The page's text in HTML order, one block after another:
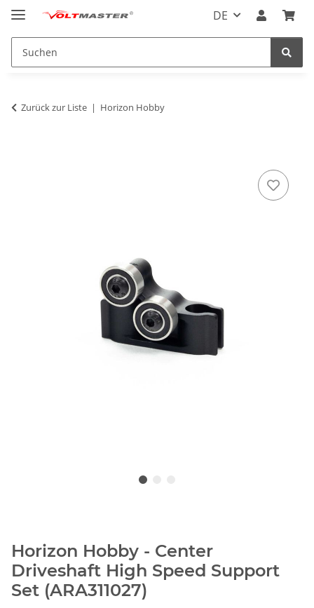
DE
Zurück zur Liste Horizon Hobby
Horizon Hobby - Center
Driveshaft High Speed Support
Set (ARA311027)